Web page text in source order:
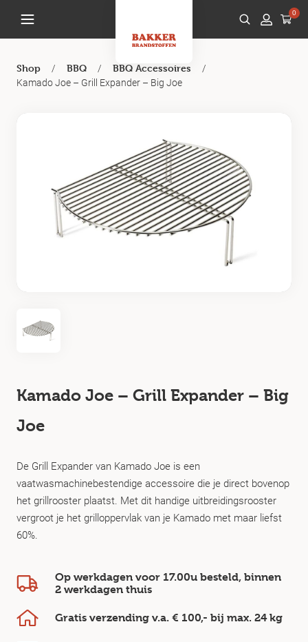
0
Shop / BBQ / BBQ Accessoires
/
Kamado Joe – Grill Expander – Big Joe
Kamado Joe – Grill Expander – Big
Joe
De Grill Expander van Kamado Joe is een
vaatwasmachinebestendige accessoire die je direct bovenop
het grillrooster plaatst. Met dit handige uitbreidingsrooster
vergroot je het grilloppervlak van je Kamado met maar liefst
60%.
Op werkdagen voor 17.00u besteld, binnen
2 werkdagen thuis
Gratis verzending v.a. € 100,- bij max. 24 kg